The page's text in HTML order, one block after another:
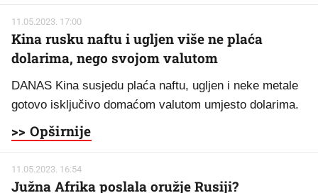
11.05.2023. 17:00
Kina rusku naftu i ugljen više ne plaća
dolarima, nego svojom valutom
DANAS Kina susjedu plaća naftu, ugljen i neke metale
gotovo isključivo domaćom valutom umjesto dolarima.
>> Opširnije
11.05.2023. 16:54
Južna Afrika poslala oružje Rusiji?